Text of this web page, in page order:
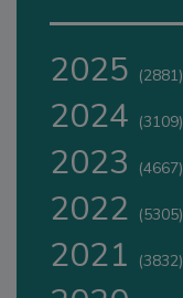
2025 (2881)
2024 (3109)
2023 (4667)
2022 (5305)
2021 (3832)